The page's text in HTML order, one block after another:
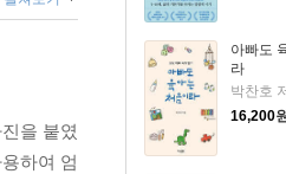
아빠도
라
박찬호 저
16,200
을 붙였
하여 엄